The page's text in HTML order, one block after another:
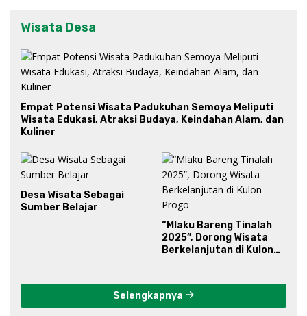
Wisata Desa
Empat Potensi Wisata Padukuhan Semoya Meliputi
Wisata Edukasi, Atraksi Budaya, Keindahan Alam, dan
Kuliner
Desa Wisata Sebagai
Sumber Belajar
“Mlaku Bareng Tinalah
2025”, Dorong Wisata
Berkelanjutan di Kulon
Selengkapnya